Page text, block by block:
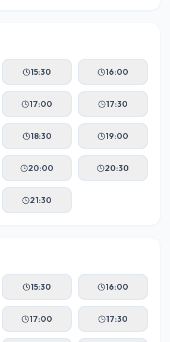
15:30 16:00
17:00 17:30
18:30 19:00
20:00 20:30
21:30
15:30 16:00
17:00 17:30